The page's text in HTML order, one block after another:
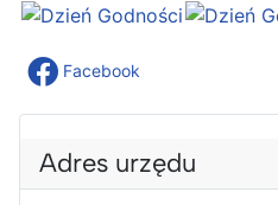
Facebook
Adres urzędu